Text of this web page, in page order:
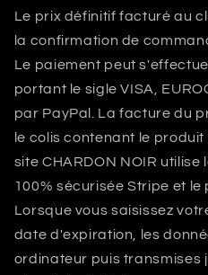
Le prix définitif facturé au
la confirmation de
Le paiement peut
portant le sigle VISA,
par PayPal. La facture du
le colis contenant le
site CHARDON NOIR utilise
100% sécurisée Stripe et le
Lorsque vous saisissez
date d'expiration, les
ordinateur puis transmises